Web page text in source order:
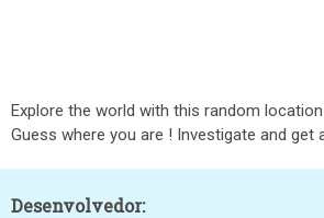
Explore the world with this random
Guess where you are ! Investigate and get
Desenvolvedor: